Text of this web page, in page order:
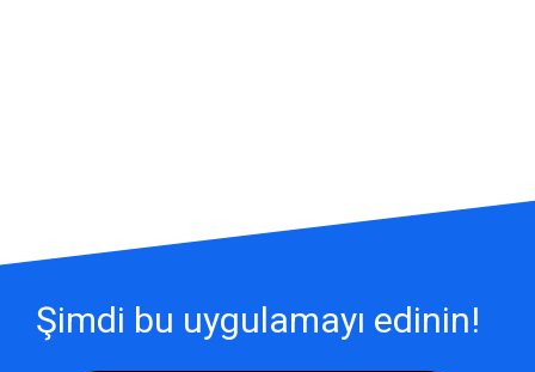
Şimdi bu uygulamayı edinin!